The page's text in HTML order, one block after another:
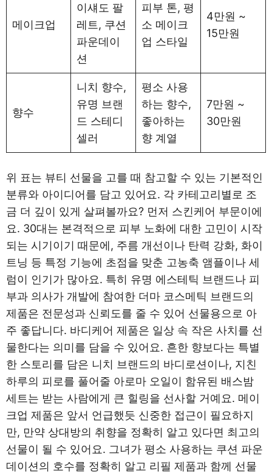
메이크업
이섀도 팔
레트, 쿠션
파운데이
션
피부 톤, 평
소 메이크
업 스타일
4만원 ~
15만원
향수
니치 향수,
유명 브랜
드 스테디
셀러
평소 사용
하는 향수,
좋아하는
향 계열
7만원 ~
30만원
위 표는 뷰티 선물을 고를 때 참고할 수 있는 기본적인
분류와 아이디어를 담고 있어요. 각 카테고리별로 조
금 더 깊이 있게 살펴볼까요? 먼저 스킨케어 부문이에
요. 30대는 본격적으로 피부 노화에 대한 고민이 시작
되는 시기이기 때문에, 주름 개선이나 탄력 강화, 화이
트닝 등 특정 기능에 초점을 맞춘 고농축 앰플이나 세
럼이 인기가 많아요. 특히 유명 에스테틱 브랜드나 피
부과 의사가 개발에 참여한 더마 코스메틱 브랜드의
제품은 전문성과 신뢰도를 줄 수 있어 선물용으로 아
주 좋답니다. 바디케어 제품은 일상 속 작은 사치를 선
물한다는 의미를 담을 수 있어요. 흔한 향보다는 특별
한 스토리를 담은 니치 브랜드의 바디로션이나, 지친
하루의 피로를 풀어줄 아로마 오일이 함유된 배스밤
세트는 받는 사람에게 큰 힐링을 선사할 거예요. 메이
크업 제품은 앞서 언급했듯 신중한 접근이 필요하지
만, 만약 상대방의 취향을 정확히 알고 있다면 최고의
선물이 될 수 있어요. 그녀가 평소 사용하는 쿠션 파운
데이션의 호수를 정확히 알고 리필 제품과 함께 선물